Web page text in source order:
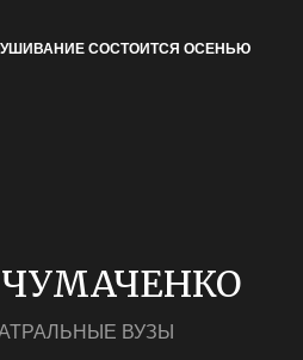
СОСТОИТСЯ ОСЕНЬЮ
ВУЗЫ